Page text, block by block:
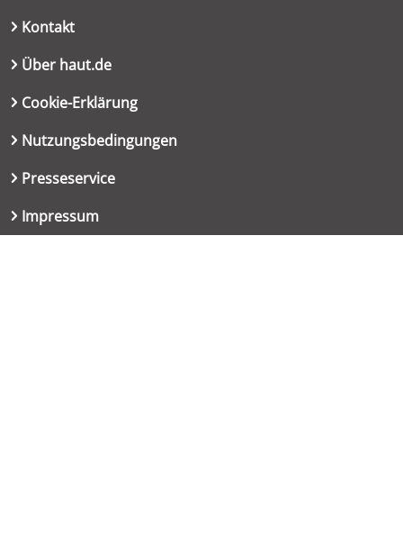
Kontakt
Über haut.de
Cookie-Erklärung
Nutzungsbedingungen
Presseservice
Impressum